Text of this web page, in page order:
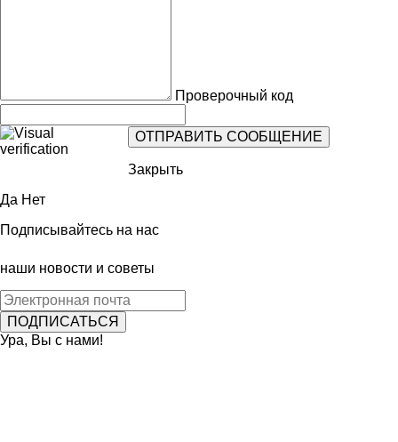
Проверочный код
Закрыть
Да Нет
Подписывайтесь на нас
наши новости и советы
Ура, Вы с нами!